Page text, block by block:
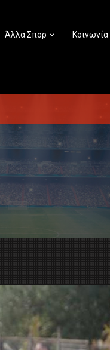
Άλλα Σπορ Κοινωνία